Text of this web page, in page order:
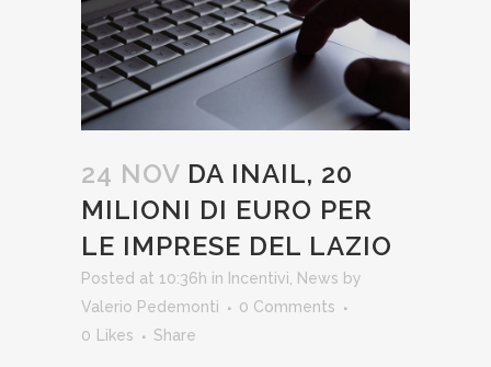
24 NOV DA INAIL, 20
MILIONI DI EURO PER
LE IMPRESE DEL LAZIO
Posted at 10:36h in Incentivi News by
Valerio Pedemonti
0 Comments
0
Likes Share